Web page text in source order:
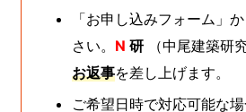
「お申し込みフォーム」
さい。 N 研 （中尾建築研
お返事を差し上げます。
ご希望日時で対応可能な場